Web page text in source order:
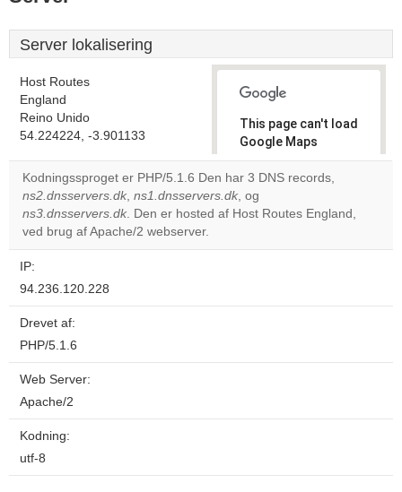
Server lokalisering
Host Routes
England
Reino Unido
54.224224, -3.901133
This page can't load
Google Maps
correctly.
Do you
own this
OK
Kodningssproget er PHP/5.1.6 Den har 3 DNS records,
ns2.dnsservers.dk, ns1.dnsservers.dk, og
ns3.dnsservers.dk. Den er hosted af Host Routes England,
ved brug af Apache/2 webserver.
IP:
94.236.120.228
Drevet af:
PHP/5.1.6
Web Server:
Apache/2
Kodning:
utf-8